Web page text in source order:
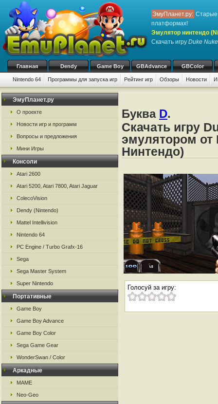
ЭмуПланет.ру: Старые
платформах!
Эмулятор нинтендо
Скачать игру Duke
Главная Dendy Game Boy GBAdvance GBColor
Nintendo 64 Программы для запуска игр Рейтинг игр Обзоры Новости
ЭмуПланет.ру
О проекте
Новости игр и программ
Вопросы и предложения
Мини Игры
Консоли
Atari 2600
Atari 5200, Atari 7800, Atari Jaguar
ColecoVision
Dendy (Nintendo)
Mattel Intellivision
Nintendo 64
PC Engine / Turbo Grafx-16
Sega
Sega Master System
Super Nintendo
Портативные
Game Boy
Game Boy Advance
Game Boy Color
Sega Game Gear
WonderSwan / Color
Аркадные
MAME
Neo-Geo
Буква D.
Скачать игру
эмулятором от
Нинтендо)
Голосуй за игру: